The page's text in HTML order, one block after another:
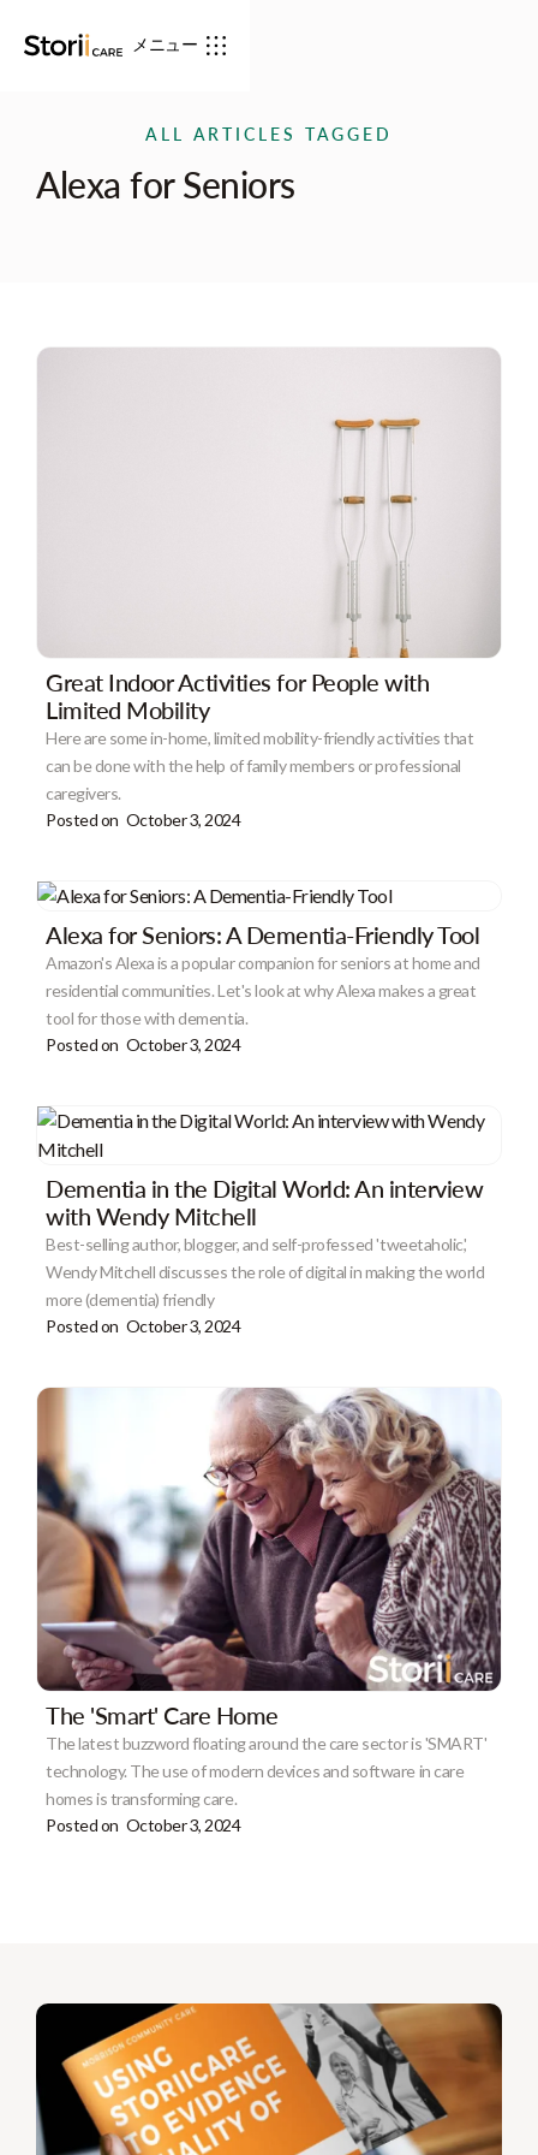
メニュー
ALL ARTICLES TAGGED
Alexa for Seniors
Great Indoor Activities for People with
Limited Mobility
Here are some in-home, limited mobility-friendly activities that
can be done with the help of family members or professional
caregivers.
Posted on October 3, 2024
Alexa for Seniors: A Dementia-Friendly Tool
Amazon's Alexa is a popular companion for seniors at home and
residential communities. Let's look at why Alexa makes a great
tool for those with dementia.
Posted on October 3, 2024
Dementia in the Digital World: An interview
with Wendy Mitchell
Best-selling author, blogger, and self-professed 'tweetaholic,'
Wendy Mitchell discusses the role of digital in making the world
more (dementia) friendly
Posted on October 3, 2024
The 'Smart' Care Home
The latest buzzword floating around the care sector is 'SMART'
technology. The use of modern devices and software in care
homes is transforming care.
Posted on October 3, 2024